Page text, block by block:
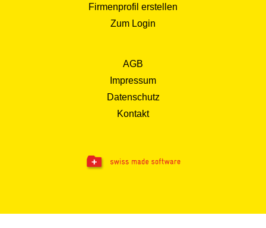
Firmenprofil erstellen
Zum Login
AGB
Impressum
Datenschutz
Kontakt